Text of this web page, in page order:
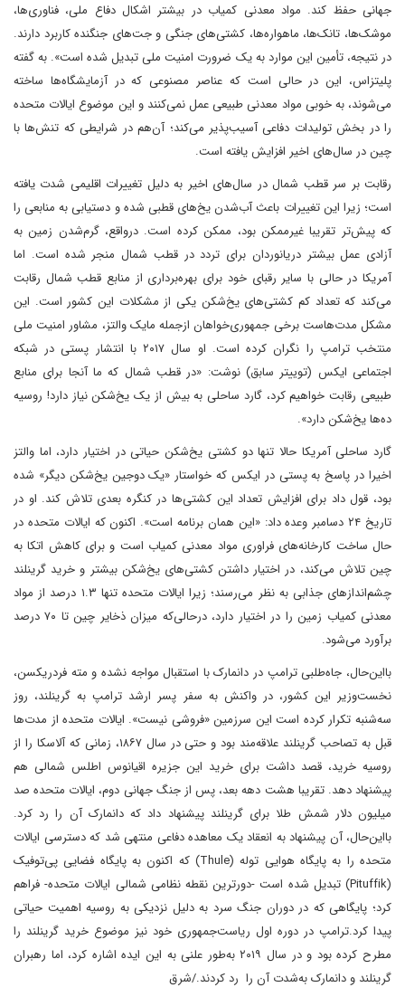
جهانی حفظ کند. مواد معدنی کمیاب در بیشتر اشکال دفاع ملی، فناوری‌ها،
موشک‌ها، تانک‌ها، ماهواره‌ها، کشتی‌های جنگی و جت‌های جنگنده کاربرد دارند.
در نتیجه، تأمین این موارد به یک ضرورت امنیت ملی تبدیل شده است». به گفته
پلیتزاس، این در حالی است که عناصر مصنوعی که در آزمایشگاه‌ها ساخته
می‌شوند، به خوبی مواد معدنی طبیعی عمل نمی‌کنند و این موضوع ایالات متحده
را در بخش تولیدات دفاعی آسیب‌پذیر می‌کند؛ آن‌هم در شرایطی که تنش‌ها با
چین در سال‌های اخیر افزایش یافته است.
رقابت بر سر قطب شمال در سال‌های اخیر به دلیل تغییرات اقلیمی شدت یافته
است؛ زیرا این تغییرات باعث آب‌شدن یخ‌های قطبی شده و دستیابی به منابعی را
که پیش‌تر تقریبا غیرممکن بود، ممکن کرده است. در‌واقع، گرم‌شدن زمین به
آزادی عمل بیشتر دریانوردان برای تردد در قطب شمال منجر شده است. اما
آمریکا در حالی با سایر رقبای خود برای بهره‌‌برداری از منابع قطب شمال رقابت
می‌کند که تعداد کم کشتی‌های یخ‌شکن یکی از مشکلات این کشور است. این
مشکل مدت‌ها‌ست ‌برخی جمهوری‌خواهان از‌جمله مایک والتز، مشاور امنیت ملی
منتخب ترامپ‌ را نگران کرده است. او سال ۲۰۱۷ با انتشار پستی در شبکه
اجتماعی ایکس (توییتر سابق) نوشت: «در قطب شمال که ما آنجا برای منابع
طبیعی رقابت خواهیم کرد، گارد ساحلی به بیش از یک یخ‌شکن نیاز دارد! روسیه
ده‌ها یخ‌شکن دارد‌».
گارد ساحلی آمریکا حالا تنها دو کشتی یخ‌شکن حیاتی در اختیار دارد، اما والتز
اخیرا در پاسخ به پستی در ایکس که خواستار «یک دوجین یخ‌شکن دیگر» شده
بود، قول داد ‌برای افزایش تعداد این کشتی‌ها در کنگره بعدی تلاش کند. او در
تاریخ ۲۴ دسامبر وعده داد: «این همان برنامه است‌». اکنون که ایالات متحده در
حال ساخت کارخانه‌های فراوری مواد معدنی کمیاب است و برای کاهش اتکا به
چین تلاش می‌کند، در اختیار داشتن کشتی‌های یخ‌شکن‌ بیشتر و خرید گرینلند
چشم‌اندازهای جذابی به نظر می‌رسند؛ زیرا ایالات متحده تنها ۱.۳ درصد از مواد
معدنی کمیاب زمین را در اختیار دارد، در‌حالی‌که میزان ذخایر چین تا ۷۰ درصد
برآورد می‌شود.
با‌این‌حال، جاه‌طلبی ترامپ در دانمارک با استقبال مواجه نشده و مته فردریکسن،
نخست‌وزیر این کشور، در واکنش به سفر پسر ارشد ترامپ به گرینلند، روز
سه‌شنبه تکرار کرده است‌ این سرزمین «فروشی نیست». ایالات متحده از مدت‌ها
قبل به تصاحب‌ گرینلند علاقه‌مند بود و حتی در سال ۱۸۶۷، زمانی که آلاسکا را از
روسیه خرید، قصد داشت برای خرید این جزیره اقیانوس اطلس شمالی هم
پیشنهاد دهد. تقریبا هشت دهه بعد، پس از جنگ جهانی دوم، ایالات متحده صد
میلیون دلار شمش طلا برای گرینلند پیشنهاد داد که دانمارک آن را رد کرد.
با‌این‌حال، آن پیشنهاد به انعقاد یک معاهده دفاعی منتهی شد که دسترسی ایالات
متحده را به پایگاه هوایی توله (Thule) که اکنون به پایگاه فضایی پی‌توفیک
(Pituffik) تبدیل شده است‌ -دورترین نقطه نظامی شمالی ایالات متحده‌- فراهم
کرد؛ پایگاهی که در دوران جنگ سرد به دلیل نزدیکی به روسیه اهمیت حیاتی
پیدا کرد.ترامپ در دوره اول ریاست‌جمهوری‌ خود نیز موضوع خرید گرینلند را
مطرح کرده بود و در سال ۲۰۱۹ به‌طور علنی به این ایده اشاره کرد، اما رهبران
گرینلند و دانمارک به‌شدت آن را رد کردند./شرق